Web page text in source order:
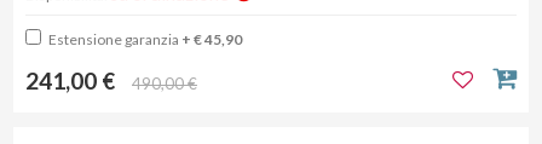
Estensione garanzia + € 45,90
241,00 € 490,00 €